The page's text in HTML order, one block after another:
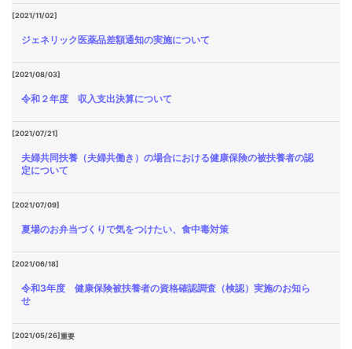
[2021/11/02]
ジェネリック医薬品差額通知の実施について
[2021/08/03]
令和２年度 収入支出決算について
[2021/07/21]
夫婦共同扶養（夫婦共働き）の場合における健康保険の被扶養者の認
定について
[2021/07/09]
夏場のお弁当づくりで気をつけたい、食中毒対策
[2021/06/18]
令和3年度 健康保険被扶養者の資格確認調査（検認）実施のお知ら
せ
[2021/05/26]重要